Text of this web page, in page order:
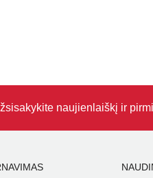
naujienlaiškį ir